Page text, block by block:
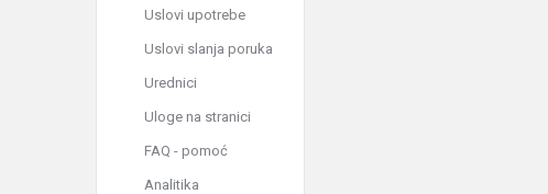
Uslovi upotrebe
Uslovi slanja poruka
Urednici
Uloge na stranici
FAQ - pomoć
Analitika